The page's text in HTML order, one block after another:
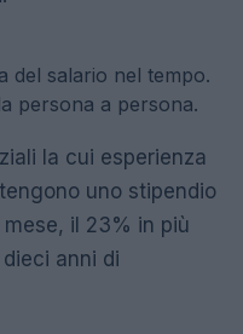
del salario nel tempo.
persona a persona.
la cui esperienza
uno stipendio
il 23% in più
anni di